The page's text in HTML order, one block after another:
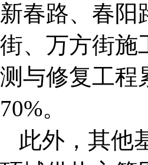
新春路、春阳
街、万方街施
测与修复工程
70%。
此外，其他